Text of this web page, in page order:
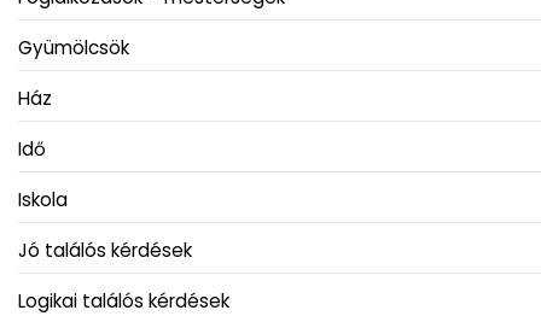
Gyümölcsök
Ház
Idő
Iskola
Jó találós kérdések
Logikai találós kérdések